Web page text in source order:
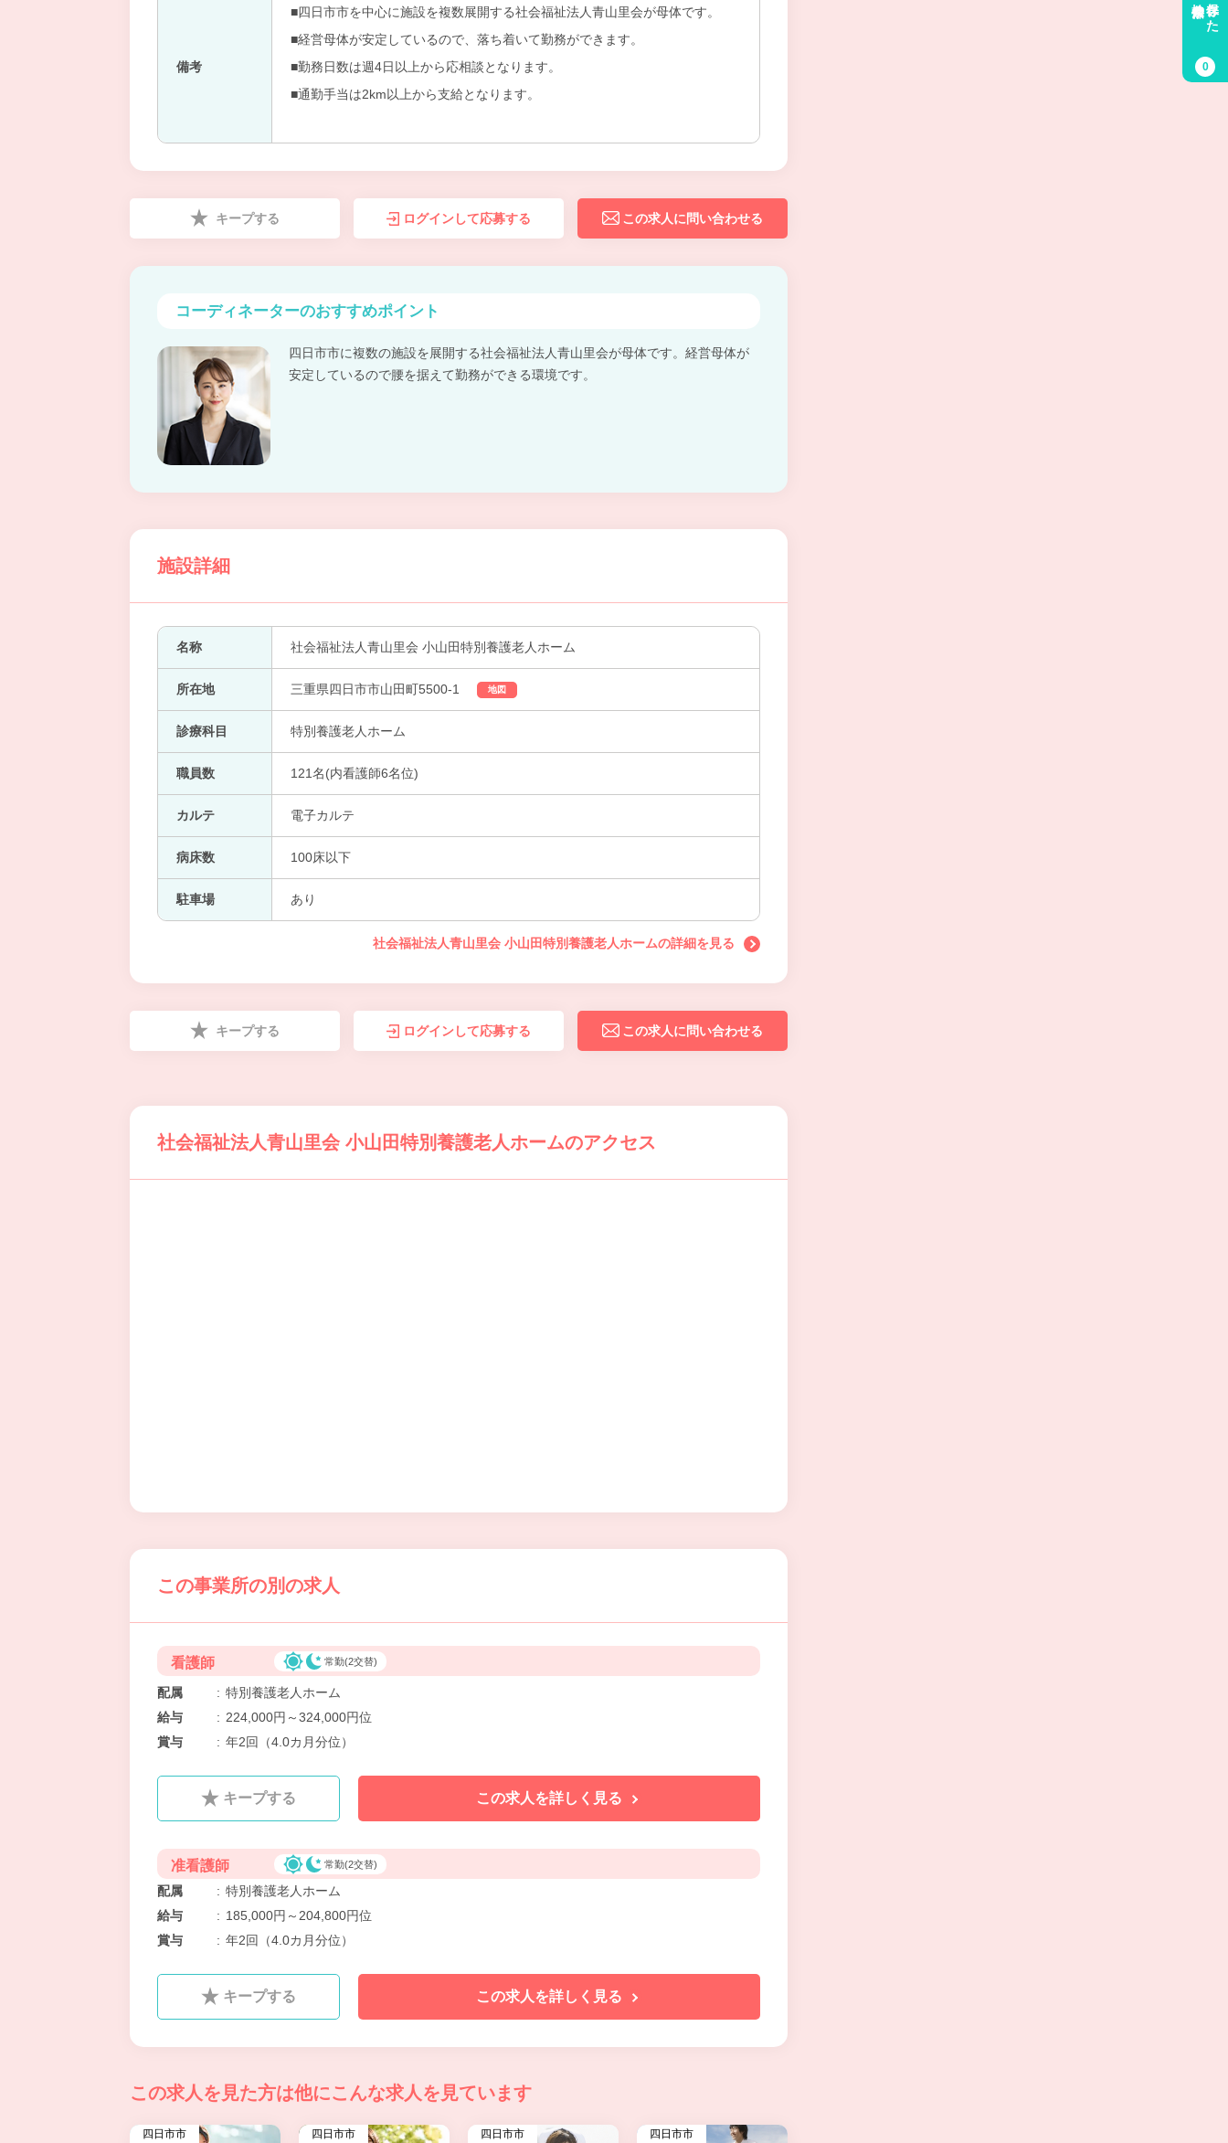
備考
■四日市市を中心に施設を複数展開する社会福祉法人青山里会が母体です。
■経営母体が安定しているので、落ち着いて勤務ができます。
■勤務日数は週4日以上から応相談となります。
■通勤手当は2km以上から支給となります。
キープする ログインして応募する この求人に問い合わせる
コーディネーターのおすすめポイント
四日市市に複数の施設を展開する社会福祉法人青山里会が母体です。経営母体が
安定しているので腰を据えて勤務ができる環境です。
施設詳細
名称 社会福祉法人青山里会 小山田特別養護老人ホーム
所在地 三重県四日市市山田町5500-1 地図
診療科目 特別養護老人ホーム
職員数 121名(内看護師6名位)
カルテ 電子カルテ
病床数 100床以下
駐車場 あり
社会福祉法人青山里会 小山田特別養護老人ホームの詳細を見る
キープする ログインして応募する この求人に問い合わせる
社会福祉法人青山里会 小山田特別養護老人ホームのアクセス
この事業所の別の求人
看護師 常勤(2交替)
配属 : 特別養護老人ホーム
給与
: 224,000円～324,000円位
賞与
: 年2回（4.0カ月分位）
キープする この求人を詳しく見る
准看護師 常勤(2交替)
配属 : 特別養護老人ホーム
給与
: 185,000円～204,800円位
賞与
: 年2回（4.0カ月分位）
キープする この求人を詳しく見る
この求人を見た方は他にこんな求人を見ています
四日市市 四日市市 四日市市 四日市市
保存した
0